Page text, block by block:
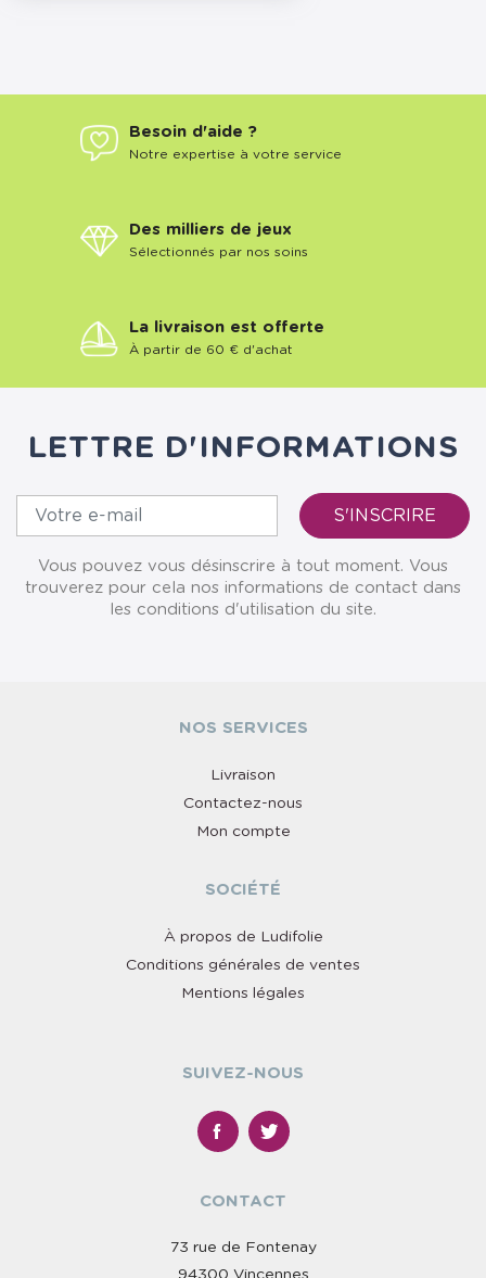
Besoin d'aide ?
Notre expertise à votre service
Des milliers de jeux
Sélectionnés par nos soins
La livraison est offerte
À partir de 60 € d'achat
LETTRE D'INFORMATIONS
Vous pouvez vous désinscrire à tout moment. Vous
trouverez pour cela nos informations de contact dans
les conditions d'utilisation du site.
NOS SERVICES
Livraison
Contactez-nous
Mon compte
SOCIÉTÉ
À propos de Ludifolie
Conditions générales de ventes
Mentions légales
SUIVEZ-NOUS
CONTACT
73 rue de Fontenay
94300 Vincennes